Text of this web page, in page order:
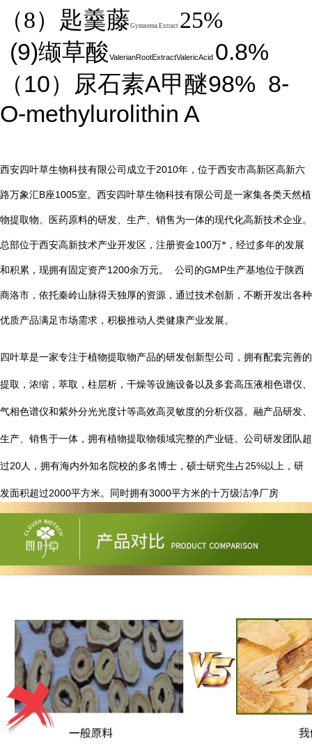
（8）匙羹藤Gymnema Extract 25%
(9)缬草酸ValerianRootExtractValericAcid 0.8%
（10）尿石素A甲醚98% 8-
O-methylurolithin A
西安四叶草生物科技有限公司成立于2010年，位于西安市高新区高新六
路万象汇B座1005室。西安四叶草生物科技有限公司是一家集各类天然植
物提取物、医药原料的研发、生产、销售为一体的现代化高新技术企业。
总部位于西安高新技术产业开发区，注册资金100万*，经过多年的发展
和积累，现拥有固定资产1200余万元。 公司的GMP生产基地位于陕西
商洛市，依托秦岭山脉得天独厚的资源，通过技术创新，不断开发出各种
优质产品满足市场需求，积极推动人类健康产业发展。
四叶草是一家专注于植物提取物产品的研发创新型公司，拥有配套完善的
提取，浓缩，萃取，柱层析，干燥等设施设备以及多套高压液相色谱仪、
气相色谱仪和紫外分光光度计等高效高灵敏度的分析仪器。融产品研发、
生产、销售于一体，拥有植物提取物领域完整的产业链。公司研发团队超
过20人，拥有海内外知名院校的多名博士，硕士研究生占25%以上，研
发面积超过2000平方米。同时拥有3000平方米的十万级洁净厂房